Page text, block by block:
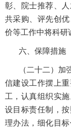
彰、院士推荐、
共采购、评先创
价等工作中将科研
六、保障措施
（二十二）
信建设工作摆上
工，认真组织实
设目标责任制，
理办法，细化目